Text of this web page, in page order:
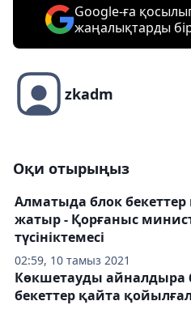
Google-ға
жаңалықтарды
zkadm
Оқи отырыңыз
02:59, 10 тамыз 2021
Алматыда блок
жатыр - Қорғаныс
түсініктемесі
Көкшетауды айналдыра
бекеттер қайта